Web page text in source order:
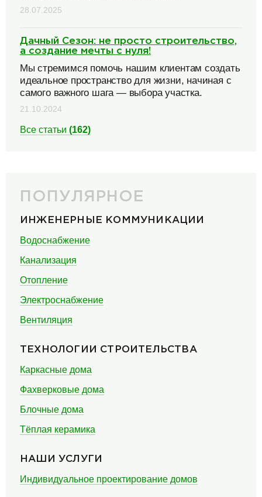
28.07.2025
Дачный Сезон: не просто строительство,
а создание мечты с нуля!
Мы стремимся помочь нашим клиентам создать
идеальное пространство для жизни, начиная с
самого важного шага — выбора участка.
21.10.2024
Все статьи (162)
ПОПУЛЯРНОЕ
ИНЖЕНЕРНЫЕ КОММУНИКАЦИИ
Водоснабжение
Канализация
Отопление
Электроснабжение
Вентиляция
ТЕХНОЛОГИИ СТРОИТЕЛЬСТВА
Каркасные дома
Фахверковые дома
Блочные дома
Тёплая керамика
НАШИ УСЛУГИ
Индивидуальное проектирование домов